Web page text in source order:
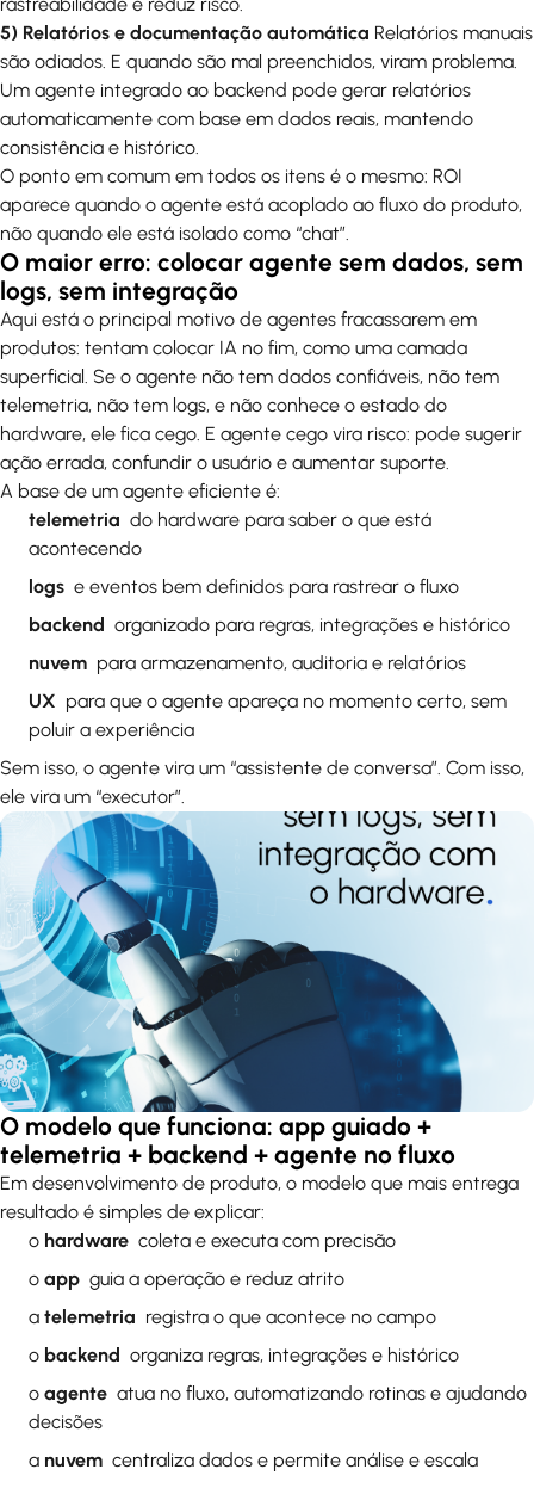
5) Relatórios e documentação automática Relatórios manuais
são odiados. E quando são mal preenchidos, viram problema.
Um agente integrado ao backend pode gerar relatórios
automaticamente com base em dados reais, mantendo
consistência e histórico.
O ponto em comum em todos os itens é o mesmo: ROI
aparece quando o agente está acoplado ao fluxo do produto,
não quando ele está isolado como “chat”.
O maior erro: colocar agente sem dados, sem
logs, sem integração
Aqui está o principal motivo de agentes fracassarem em
produtos: tentam colocar IA no fim, como uma camada
superficial. Se o agente não tem dados confiáveis, não tem
telemetria, não tem logs, e não conhece o estado do
hardware, ele fica cego. E agente cego vira risco: pode sugerir
ação errada, confundir o usuário e aumentar suporte.
A base de um agente eficiente é:
telemetria do hardware para saber o que está
acontecendo
logs e eventos bem definidos para rastrear o fluxo
backend organizado para regras, integrações e histórico
nuvem para armazenamento, auditoria e relatórios
UX para que o agente apareça no momento certo, sem
poluir a experiência
Sem isso, o agente vira um “assistente de conversa”. Com isso,
ele vira um “executor”.
O modelo que funciona: app guiado +
telemetria + backend + agente no fluxo
Em desenvolvimento de produto, o modelo que mais entrega
resultado é simples de explicar:
o hardware coleta e executa com precisão
o app guia a operação e reduz atrito
a telemetria registra o que acontece no campo
o backend organiza regras, integrações e histórico
o agente atua no fluxo, automatizando rotinas e ajudando
decisões
a nuvem centraliza dados e permite análise e escala